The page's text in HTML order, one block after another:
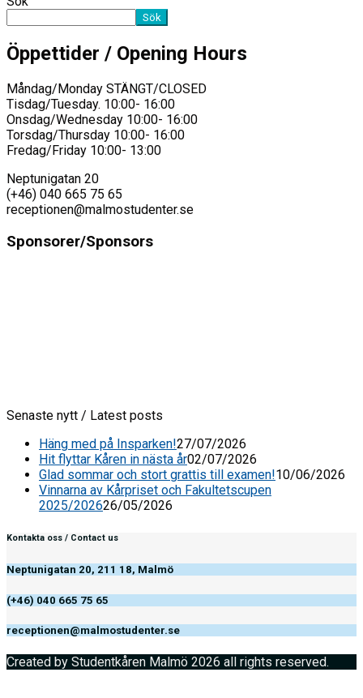
Sök
Öppettider / Opening Hours
Måndag/Monday STÄNGT/CLOSED
Tisdag/Tuesday. 10:00- 16:00
Onsdag/Wednesday 10:00- 16:00
Torsdag/Thursday 10:00- 16:00
Fredag/Friday 10:00- 13:00
Neptunigatan 20
(+46) 040 665 75 65
receptionen@malmostudenter.se
Sponsorer/Sponsors
Senaste nytt / Latest posts
Häng med på Insparken!27/07/2026
Hit flyttar Kåren in nästa år02/07/2026
Glad sommar och stort grattis till examen!10/06/2026
Vinnarna av Kårpriset och Fakultetscupen
2025/202626/05/2026
Kontakta oss / Contact us
Neptunigatan 20, 211 18, Malmö
(+46) 040 665 75 65
receptionen@malmostudenter.se
Created by Studentkåren Malmö 2026 all rights reserved.